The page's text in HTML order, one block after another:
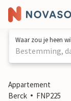
Waar zou je heen
Bestemming,
1 / 20
Appartement
Berck
FNP225